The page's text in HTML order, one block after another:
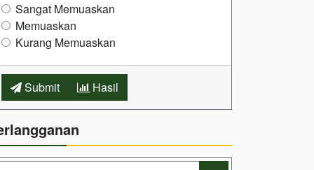
Sangat Memuaskan
Memuaskan
Kurang Memuaskan
Submit Hasil